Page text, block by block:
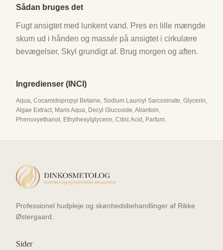
Sådan bruges det
Fugt ansigtet med lunkent vand. Pres en lille mængde
skum ud i hånden og massér på ansigtet i cirkulære
bevægelser. Skyl grundigt af. Brug morgen og aften.
Ingredienser (INCI)
Aqua, Cocamidopropyl Betaine, Sodium Lauroyl Sarcosinate, Glycerin,
Algae Extract, Maris Aqua, Decyl Glucoside, Allantoin,
Phenoxyethanol, Ethylhexylglycerin, Citric Acid, Parfum.
Professionel hudpleje og skønhedsbehandlinger af Rikke
Østergaard.
Sider